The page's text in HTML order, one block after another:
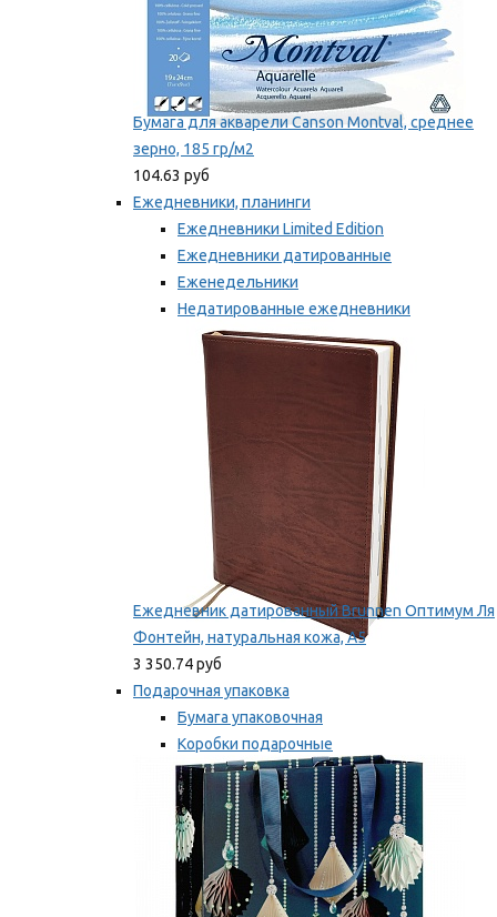
Бумага для акварели Canson Montval, среднее
зерно, 185 гр/м2
104.63 руб
Ежедневники, планинги
Ежедневники Limited Edition
Ежедневники датированные
Еженедельники
Недатированные ежедневники
Планинги
Мы рекомендуем
Ежедневник датированный Brunnen Оптимум Ля
Фонтейн, натуральная кожа, А5
3 350.74 руб
Подарочная упаковка
Бумага упаковочная
Коробки подарочные
Ленты, бобины
Мы рекомендуем